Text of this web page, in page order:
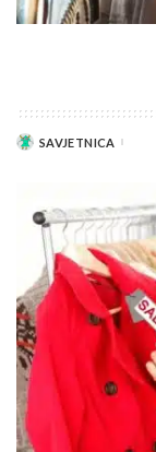
SAVJETNICA